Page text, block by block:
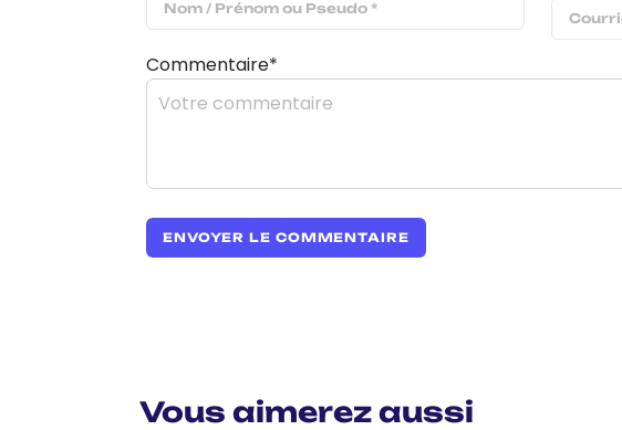
Commentaire*
Vous aimerez aussi